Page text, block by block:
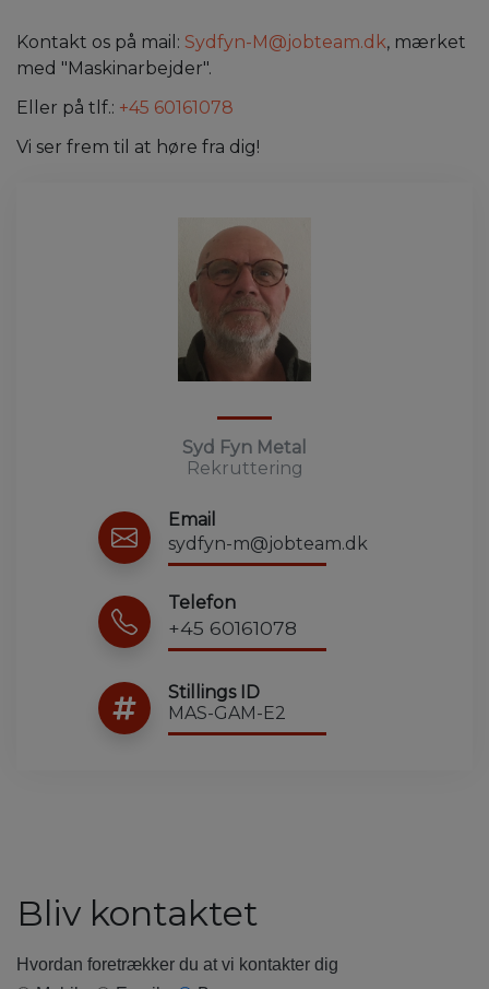
Kontakt os på mail: Sydfyn-M@jobteam.dk, mærket
med "Maskinarbejder".
Eller på tlf.: +45 60161078
Vi ser frem til at høre fra dig!
Syd Fyn Metal
Rekruttering
Email
sydfyn-m@jobteam.dk
Telefon
+45 60161078
Stillings ID
MAS-GAM-E2
Bliv kontaktet
Hvordan foretrækker du at vi kontakter dig